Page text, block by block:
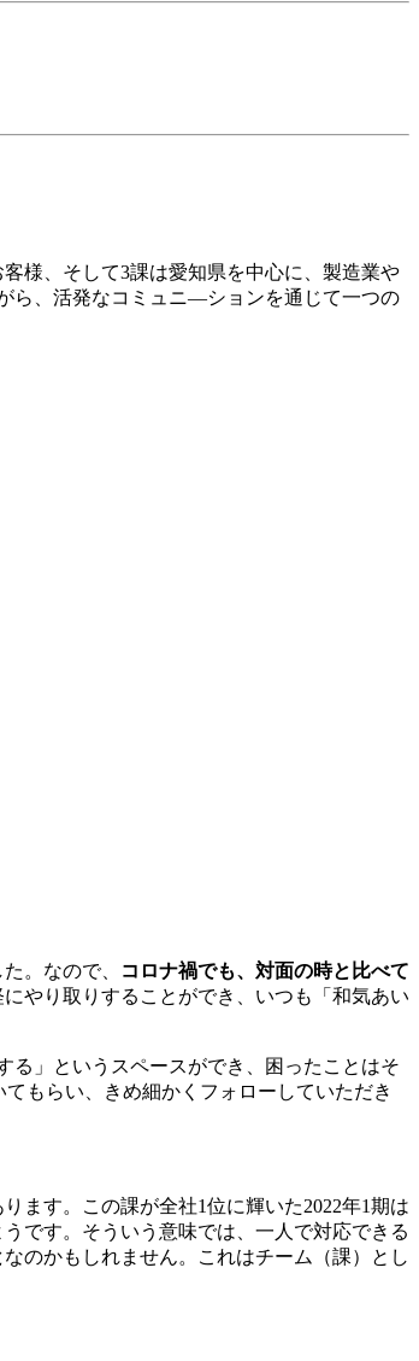
様、そして3課は愛知県を中心に、製造業や
ら、活発なコミュニ―ションを通じて一つの
。なので、
コロナ禍でも、対面の時と比べて
やり取りすることができ、いつも「和気あい
る」というスペースができ、困ったことはそ
もらい、きめ細かくフォローしていただき
ます。この課が全社1位に輝いた2022年1期は
です。そういう意味では、一人で対応できる
なのかもしれません。これはチーム（課）とし